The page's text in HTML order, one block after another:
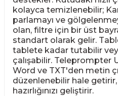
kolayca temizlenebilir;
parlamayı ve
olan, filtre için bir üst
standart olarak gelir.
tablete kadar tutabilir
çalışabilir. Teleprompter
Word ve TXT'den metin
düzenlenebilir hale
hazırlığınızı geliştirir.